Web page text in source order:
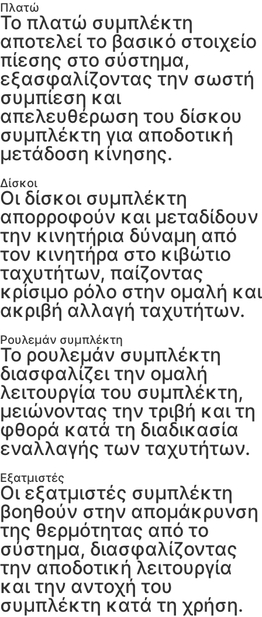
Πλατώ
Το πλατώ συμπλέκτη
αποτελεί το βασικό στοιχείο
πίεσης στο σύστημα,
εξασφαλίζοντας την σωστή
συμπίεση και
απελευθέρωση του δίσκου
συμπλέκτη για αποδοτική
μετάδοση κίνησης.
Δίσκοι
Οι δίσκοι συμπλέκτη
απορροφούν και μεταδίδουν
την κινητήρια δύναμη από
τον κινητήρα στο κιβώτιο
ταχυτήτων, παίζοντας
κρίσιμο ρόλο στην ομαλή και
ακριβή αλλαγή ταχυτήτων.
Ρουλεμάν συμπλέκτη
Το ρουλεμάν συμπλέκτη
διασφαλίζει την ομαλή
λειτουργία του συμπλέκτη,
μειώνοντας την τριβή και τη
φθορά κατά τη διαδικασία
εναλλαγής των ταχυτήτων.
Εξατμιστές
Οι εξατμιστές συμπλέκτη
βοηθούν στην απομάκρυνση
της θερμότητας από το
σύστημα, διασφαλίζοντας
την αποδοτική λειτουργία
και την αντοχή του
συμπλέκτη κατά τη χρήση.